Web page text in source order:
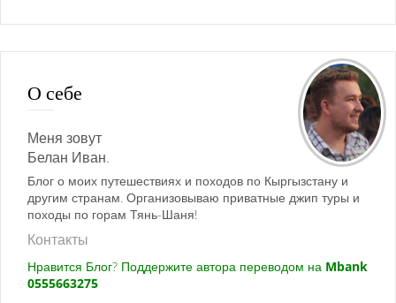
О себе
Меня зовут
Белан Иван.
Блог о моих путешествиях и походов по Кыргызстану и
другим странам. Организовываю приватные джип туры и
походы по горам Тянь-Шаня!
Контакты
Нравится Блог? Поддержите автора переводом на Mbank
0555663275